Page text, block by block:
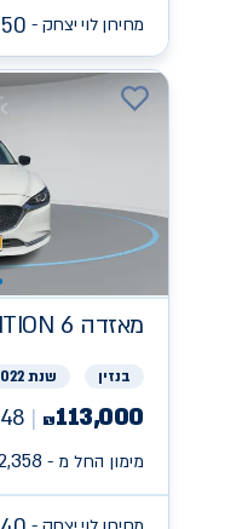
מחירון לוי יצחק -
מאזדה 6
בנזין שנת 2022
₪113,000
מימון החל מ -